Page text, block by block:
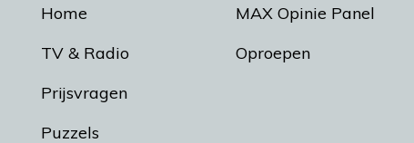
Home
TV & Radio
Prijsvragen
Puzzels
MAX Opinie Panel
Oproepen